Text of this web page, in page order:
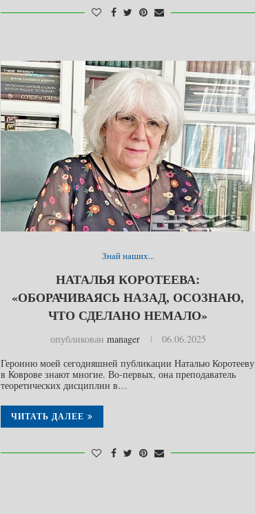
Знай наших...
НАТАЛЬЯ КОРОТЕЕВА:
«ОБОРАЧИВАЯСЬ НАЗАД, ОСОЗНАЮ,
ЧТО СДЕЛАНО НЕМАЛО»
опубликован manager
06.06.2025
Героиню моей сегодняшней публикации Наталью Коротееву
в Коврове знают многие. Во-первых, она преподаватель
теоретических дисциплин в…
ЧИТАТЬ ДАЛЕЕ